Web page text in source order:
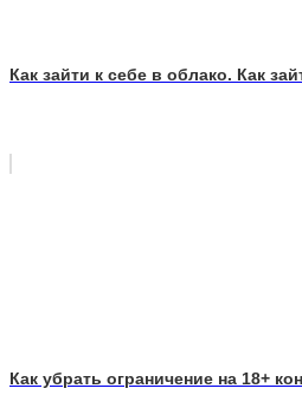
Как зайти к себе в облако. Как
Как убрать ограничение на 18+